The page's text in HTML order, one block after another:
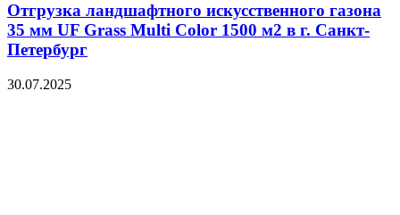
Отгрузка ландшафтного искусственного газона
35 мм UF Grass Multi Color 1500 м2 в г. Санкт-
Петербург
30.07.2025